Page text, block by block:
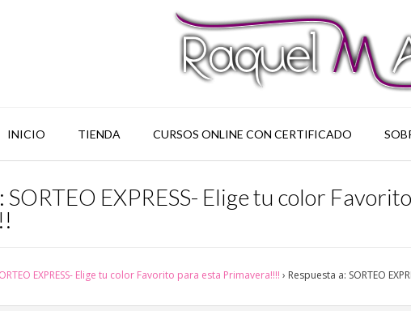
INICIO TIENDA CURSOS ONLINE CON CERTIFICADO
SORTEO EXPRESS- Elige tu color
EXPRESS- Elige tu color Favorito para esta Primavera!!!! › Respuesta a: SORTEO